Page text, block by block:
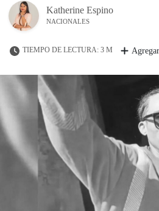
Katherine Espino
NACIONALES
TIEMPO DE LECTURA: 3 M